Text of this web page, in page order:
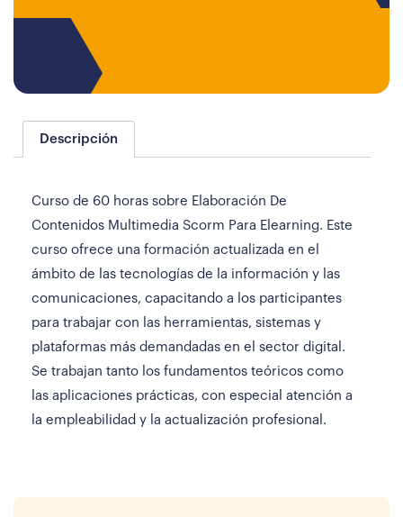
Descripción
Curso de 60 horas sobre Elaboración De
Contenidos Multimedia Scorm Para Elearning. Este
curso ofrece una formación actualizada en el
ámbito de las tecnologías de la información y las
comunicaciones, capacitando a los participantes
para trabajar con las herramientas, sistemas y
plataformas más demandadas en el sector digital.
Se trabajan tanto los fundamentos teóricos como
las aplicaciones prácticas, con especial atención a
la empleabilidad y la actualización profesional.